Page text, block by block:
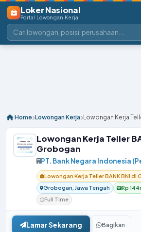
Loker Nasional
Portal Lowongan Kerja
Home Lowongan Kerja Lowongan Kerja
Lowongan Kerja Teller
Grobogan
PT. Bank Negara Indonesia
Lowongan Kerja Teller BANK BNI di
Grobogan, Jawa Tengah
Rp
Full Time
Lamar Sekarang Bagikan